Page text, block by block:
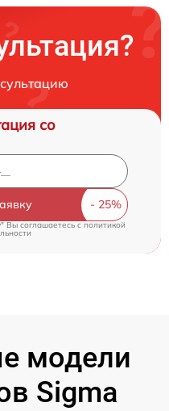
со
Вы соглашаетесь c политикой
модели
Sigma